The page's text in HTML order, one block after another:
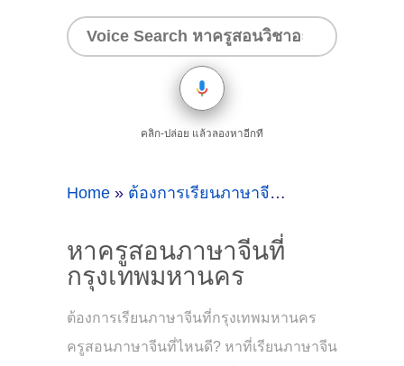
คลิก-ปล่อย แล้วลองหาอีกที
Home » ต้องการเรียนภาษาจีนที่กรุงเทพ
หาครูสอนภาษาจีนที่
กรุงเทพมหานคร
ต้องการเรียนภาษาจีนที่กรุงเทพมหานคร
ครูสอนภาษาจีนที่ไหนดี? หาที่เรียนภาษาจีน